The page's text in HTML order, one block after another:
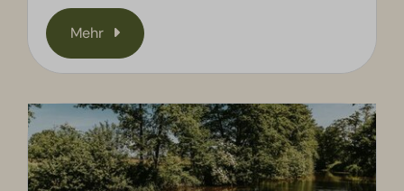
Mehr